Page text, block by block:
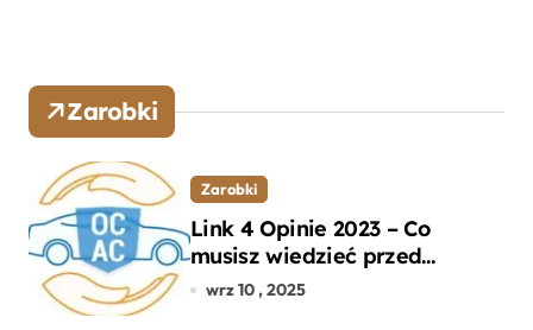
Zarobki
Zarobki
Link 4 Opinie 2023 – Co
musisz wiedzieć przed
wyborem ubezpieczenia OC i
wrz 10 , 2025